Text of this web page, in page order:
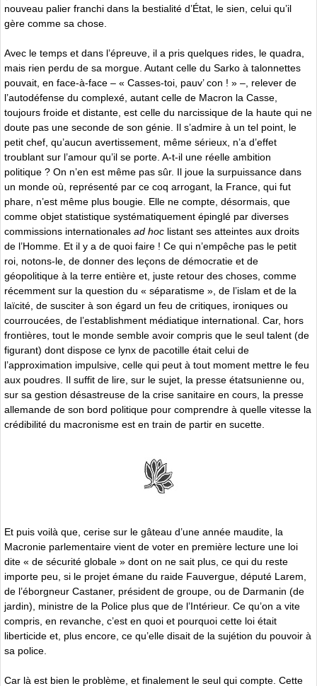
nouveau palier franchi dans la bestialité d’État, le sien, celui qu’il
gère comme sa chose.
Avec le temps et dans l’épreuve, il a pris quelques rides, le quadra,
mais rien perdu de sa morgue. Autant celle du Sarko à talonnettes
pouvait, en face-à-face – « Casses-toi, pauv’ con ! » –, relever de
l’autodéfense du complexé, autant celle de Macron la Casse,
toujours froide et distante, est celle du narcissique de la haute qui ne
doute pas une seconde de son génie. Il s’admire à un tel point, le
petit chef, qu’aucun avertissement, même sérieux, n’a d’effet
troublant sur l’amour qu’il se porte. A-t-il une réelle ambition
politique ? On n’en est même pas sûr. Il joue la surpuissance dans
un monde où, représenté par ce coq arrogant, la France, qui fut
phare, n’est même plus bougie. Elle ne compte, désormais, que
comme objet statistique systématiquement épinglé par diverses
commissions internationales ad hoc listant ses atteintes aux droits
de l’Homme. Et il y a de quoi faire ! Ce qui n’empêche pas le petit
roi, notons-le, de donner des leçons de démocratie et de
géopolitique à la terre entière et, juste retour des choses, comme
récemment sur la question du « séparatisme », de l’islam et de la
laïcité, de susciter à son égard un feu de critiques, ironiques ou
courroucées, de l’establishment médiatique international. Car, hors
frontières, tout le monde semble avoir compris que le seul talent (de
figurant) dont dispose ce lynx de pacotille était celui de
l’approximation impulsive, celle qui peut à tout moment mettre le feu
aux poudres. Il suffit de lire, sur le sujet, la presse étatsunienne ou,
sur sa gestion désastreuse de la crise sanitaire en cours, la presse
allemande de son bord politique pour comprendre à quelle vitesse la
crédibilité du macronisme est en train de partir en sucette.
Et puis voilà que, cerise sur le gâteau d’une année maudite, la
Macronie parlementaire vient de voter en première lecture une loi
dite « de sécurité globale » dont on ne sait plus, ce qui du reste
importe peu, si le projet émane du raide Fauvergue, député Larem,
de l’éborgneur Castaner, président de groupe, ou de Darmanin (de
jardin), ministre de la Police plus que de l’Intérieur. Ce qu’on a vite
compris, en revanche, c’est en quoi et pourquoi cette loi était
liberticide et, plus encore, ce qu’elle disait de la sujétion du pouvoir à
sa police.
Car là est bien le problème, et finalement le seul qui compte. Cette